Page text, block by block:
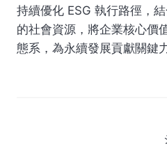
持續優化 ESG 執行路徑，
的社會資源，將企業核心價
態系，為永續發展貢獻關鍵